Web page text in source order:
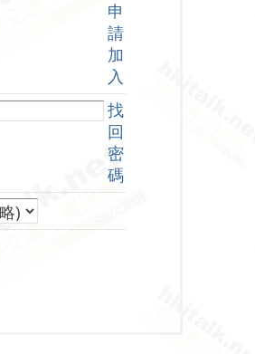
申
請
加
入
找
回
密
碼